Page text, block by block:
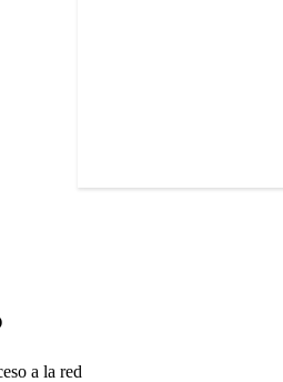
a la red